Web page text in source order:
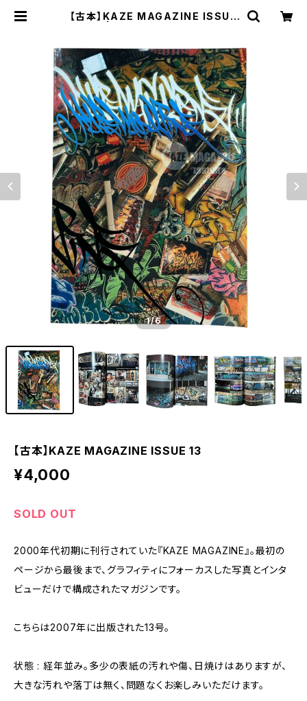
【古本】KAZE MAGAZINE ISSUE
1/6
【古本】KAZE MAGAZINE ISSUE 13
¥4,000
SOLD OUT
2000年代初期に刊行されていた『KAZE MAGAZINE』。最初の
ページから最後まで、グラフィティにフォーカスした写真とインタ
ビューだけで構成されたマガジンです。
こちらは2007年に出版された13号。
状態 : 経年並み。多少の表紙の汚れや傷、日焼けはありますが、
大きな汚れや落丁は無く、問題なくお楽しみいただけます。